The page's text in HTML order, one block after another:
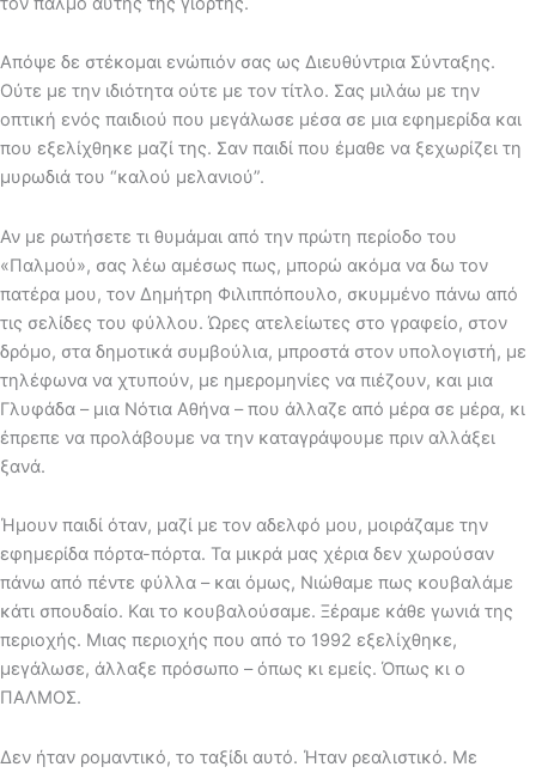
Απόψε δε στέκομαι ενώπιόν σας ως Διευθύντρια Σύνταξης.
Ούτε με την ιδιότητα ούτε με τον τίτλο. Σας μιλάω με την
οπτική ενός παιδιού που μεγάλωσε μέσα σε μια εφημερίδα και
που εξελίχθηκε μαζί της. Σαν παιδί που έμαθε να ξεχωρίζει τη
μυρωδιά του “καλού μελανιού”.
Αν με ρωτήσετε τι θυμάμαι από την πρώτη περίοδο του
«Παλμού», σας λέω αμέσως πως, μπορώ ακόμα να δω τον
πατέρα μου, τον Δημήτρη Φιλιππόπουλο, σκυμμένο πάνω από
τις σελίδες του φύλλου. Ώρες ατελείωτες στο γραφείο, στον
δρόμο, στα δημοτικά συμβούλια, μπροστά στον υπολογιστή, με
τηλέφωνα να χτυπούν, με ημερομηνίες να πιέζουν, και μια
Γλυφάδα – μια Νότια Αθήνα – που άλλαζε από μέρα σε μέρα, κι
έπρεπε να προλάβουμε να την καταγράψουμε πριν αλλάξει
ξανά.
Ήμουν παιδί όταν, μαζί με τον αδελφό μου, μοιράζαμε την
εφημερίδα πόρτα-πόρτα. Τα μικρά μας χέρια δεν χωρούσαν
πάνω από πέντε φύλλα – και όμως, Νιώθαμε πως κουβαλάμε
κάτι σπουδαίο. Και το κουβαλούσαμε. Ξέραμε κάθε γωνιά της
περιοχής. Μιας περιοχής που από το 1992 εξελίχθηκε,
μεγάλωσε, άλλαξε πρόσωπο – όπως κι εμείς. Όπως κι ο
ΠΑΛΜΟΣ.
Δεν ήταν ρομαντικό, το ταξίδι αυτό. Ήταν ρεαλιστικό. Με